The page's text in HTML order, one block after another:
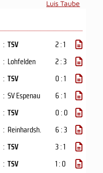
Luis Taube
: TSV
2 : 1
: Lohfelden
2 : 3
: TSV
0 : 1
: SV Espenau
6 : 1
: TSV
0 : 0
: Reinhardsh.
6 : 3
: TSV
3 : 1
: TSV
1 : 0